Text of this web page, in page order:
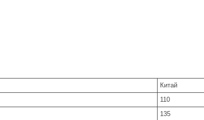
Китай
110
135